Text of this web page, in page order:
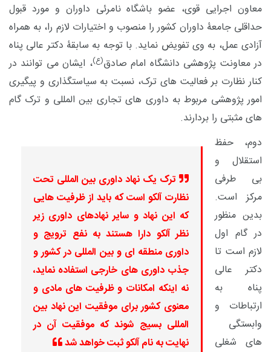
معاون اجرایی قوی، عضو باشگاه نامرئی داوران و مورد قبول
حداقلی جامعۀ داوران کشور را منصوب و اختیارات لازم را، به همراه
آزادی عمل، به وی تفویض نماید. با توجه به سابقۀ دکتر عالی پناه
در معاونت پژوهشی دانشگاه امام صادق(ع)، ایشان می توانند در
کنار نظارت بر فعالیت های ترک، نسبت به سیاستگذاری و پیگیری
امور پژوهشی مربوط به داوری های تجاری بین المللی و ترک گام
های مثبتی را بردارند.
ترک یک نهاد داوری بین المللی تحت
نظارت آلکو است که باید از ظرفیت هایی
که این نهاد و سایر نهادهای داوری زیر
نظر آلکو دارا هستند به نفع ترویج و
داوری منطقه ای و بین المللی در کشور و
جذب داوری های خارجی استفاده نماید،
نه اینکه امکانات و ظرفیت های مادی و
معنوی کشور برای موفقیت این نهاد بین
المللی بسیج شوند که موفقیت آن در
نهایت به نام آلکو ثبت خواهد شد
دوم، حفظ
استقلال و
بی طرفی
مرکز است.
بدین منظور
در گام اول
لازم است تا
دکتر عالی
پناه به
ارتباطات و
وابستگی
های شغلی